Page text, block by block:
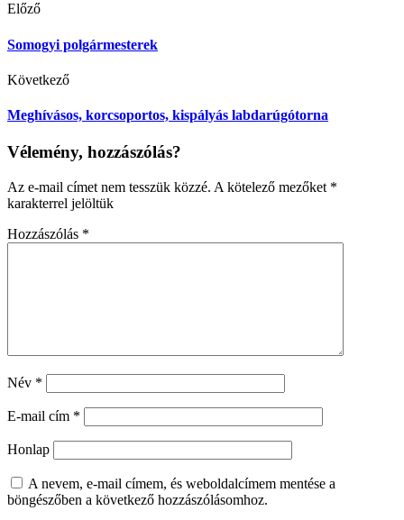
Előző
Somogyi polgármesterek
Következő
Meghívásos, korcsoportos, kispályás labdarúgótorna
Vélemény, hozzászólás?
Az e-mail címet nem tesszük közzé. A kötelező mezőket *
karakterrel jelöltük
Hozzászólás *
Név *
E-mail cím *
Honlap
A nevem, e-mail címem, és weboldalcímem mentése a
böngészőben a következő hozzászólásomhoz.